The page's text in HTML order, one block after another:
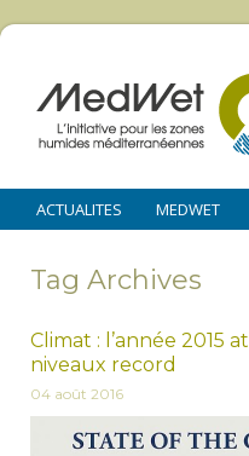
ACTUALITES MEDWET
Tag Archives
Climat : l’année 2015
niveaux record
04 août 2016